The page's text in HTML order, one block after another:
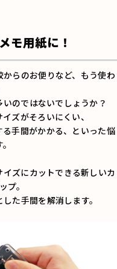
モ用紙に！
らのお便りなど、もう使わ
のではないでしょうか？
ズがそろいにくい、
手間がかかる、といった悩
ズにカットできる新しいカ
プ。
た手間を解消します。